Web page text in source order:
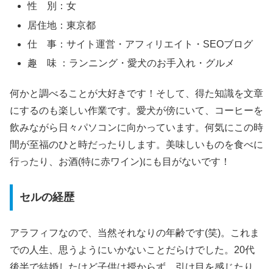
性 別：女
居住地：東京都
仕 事：サイト運営・アフィリエイト・SEOブログ
趣 味 ：ランニング・愛犬のお手入れ・グルメ
何かと調べることが大好きです！そして、得た知識を文章
にするのも楽しい作業です。愛犬が傍にいて、コーヒーを
飲みながら日々パソコンに向かっています。何気にこの時
間が至福のひと時だったりします。美味しいものを食べに
行ったり、お酒(特に赤ワイン)にも目がないです！
セルの経歴
アラフィフなので、当然それなりの年齢です(笑)。これま
での人生、思うようにいかないことだらけでした。20代
後半で結婚したけど子供は授からず、引け目を感じたり、